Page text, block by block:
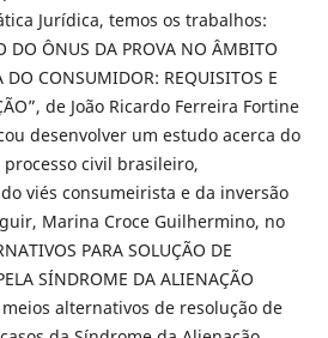
Jurídica, temos os trabalhos:
DO ÔNUS DA PROVA NO ÂMBITO
DO CONSUMIDOR: REQUISITOS E
de João Ricardo Ferreira Fortine
desenvolver um estudo acerca do
civil brasileiro,
viés consumeirista e da inversão
Marina Croce Guilhermino, no
PARA SOLUÇÃO DE
SÍNDROME DA ALIENAÇÃO
meios alternativos de resolução de